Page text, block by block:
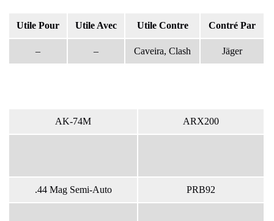
Utile Pour Utile Avec Utile Contre Contré Par
– – Caveira, Clash Jäger
AK-74M ARX200
.44 Mag Semi-Auto PRB92